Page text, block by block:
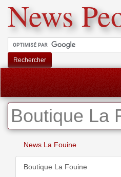
News
Rechercher
Boutique La
News La Fouine
Boutique La Fouine